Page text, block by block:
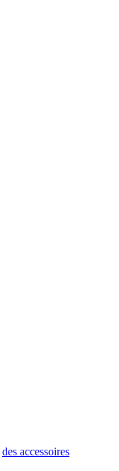
des accessoires